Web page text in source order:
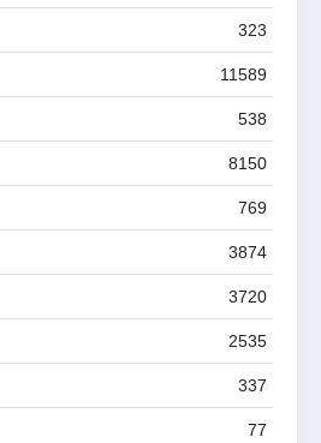
323
11589
538
8150
769
3874
3720
2535
337
77